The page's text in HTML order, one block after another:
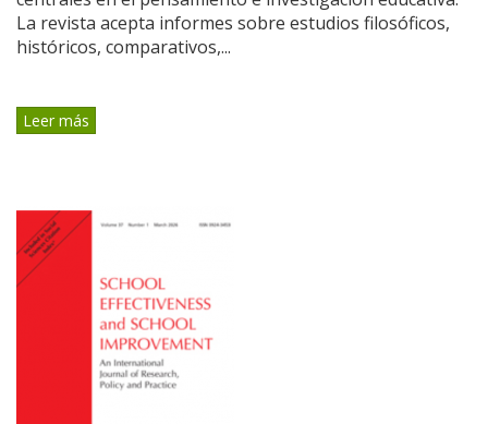
La revista acepta informes sobre estudios filosóficos,
históricos, comparativos,...
Leer más